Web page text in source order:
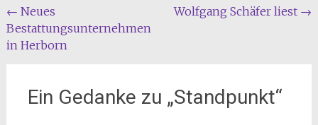
Beitragsnavigation
← Neues
Bestattungsunternehmen
in Herborn
Wolfgang Schäfer liest →
Ein Gedanke zu „Standpunkt“